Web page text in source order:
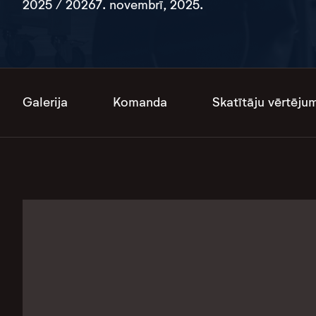
2025 / 20267. novembrī, 2025.
Galerija Komanda Skatītāju